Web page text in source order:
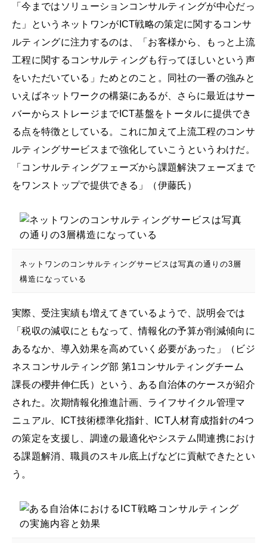
「今まではソリューションコンサルティングが中心だっ
た」というネットワンがICT戦略の策定に関するコンサ
ルティングに注力するのは、「お客様から、もっと上流
工程に関するコンサルティングも行ってほしいという声
をいただいている」ためとのこと。同社の一番の強みと
いえばネットワークの構築にあるが、さらに最近はサー
バーからストレージまでICT基盤をトータルに提供でき
る点を特徴としている。これに加えて上流工程のコンサ
ルティングサービスまで強化していこうというわけだ。
「コンサルティングフェーズから課題解決フェーズまで
をワンストップで提供できる」（伊藤氏）
ネットワンのコンサルティングサービスは写真の通りの3層
構造になっている
実際、受注実績も増えてきているようで、説明会では
「税収の減収にともなって、情報化の予算が削減傾向に
あるなか、導入効果を高めていく必要があった」（ビジ
ネスコンサルティング部 第1コンサルティングチーム
課長の櫻井伸仁氏）という、ある自治体のケースが紹介
された。次期情報化推進計画、ライフサイクル管理マ
ニュアル、ICT技術標準化指針、ICT人材育成指針の4つ
の策定を支援し、調達の最適化やシステム間連携におけ
る課題解消、職員のスキル底上げなどに貢献できたとい
う。